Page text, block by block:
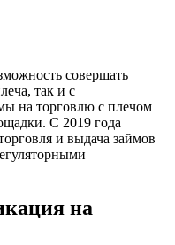
совершать
так и с
на торговлю с плечом
С 2019 года
и выдача займов
на